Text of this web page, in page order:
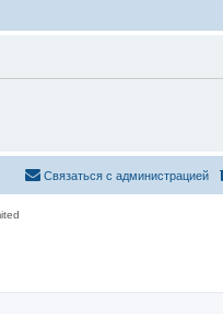
Связаться с администрацией